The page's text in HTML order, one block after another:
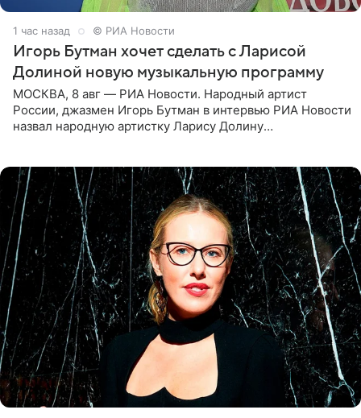
1 час назад © РИА Новости
Игорь Бутман хочет сделать с Ларисой
Долиной новую музыкальную программу
МОСКВА, 8 авг — РИА Новости. Народный артист
России, джазмен Игорь Бутман в интервью РИА Новости
назвал народную артистку Ларису Долину